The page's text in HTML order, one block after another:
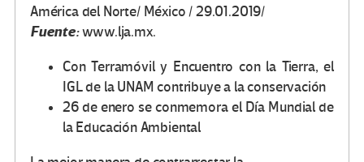
América del Norte/ México / 29.01.2019/
Fuente:www.lja.mx.
Con Terramóvil y Encuentro con la Tierra, el
IGL de la UNAM contribuye a la conservación
26 de enero se conmemora el Día Mundial de
la Educación Ambiental